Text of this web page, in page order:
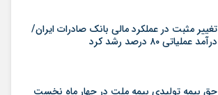
تغییر مثبت در عملکرد مالی بانک صادرات ایران/
درآمد عملیاتی ۸۰ درصد رشد کرد
حق بیمه تولیدی بیمه ملت در چهار ماه نخست